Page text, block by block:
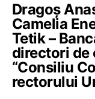
Dragoș
Camelia
Tetik –
directori de
“Consiliu
rectorului